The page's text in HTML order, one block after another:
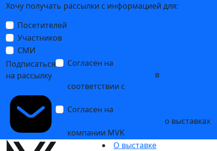
Хочу получать рассылки с информацией для:
Посетителей
Участников
СМИ
Подписаться
на рассылку
Согласен на
в
соответствии с
Согласен на
о выставках
компании MVK
О выставке